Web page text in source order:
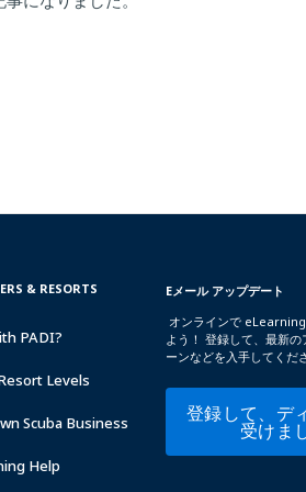
Eメール アップデート
オンラインで
よう！ 登録して、最新
ーンなどを入手してくだ
登録して、デ
受けま
& RESORTS
PADI?
Levels
Scuba Business
Help